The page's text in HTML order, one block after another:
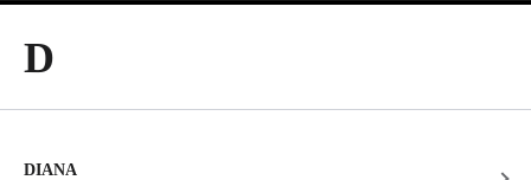
D
DIANA